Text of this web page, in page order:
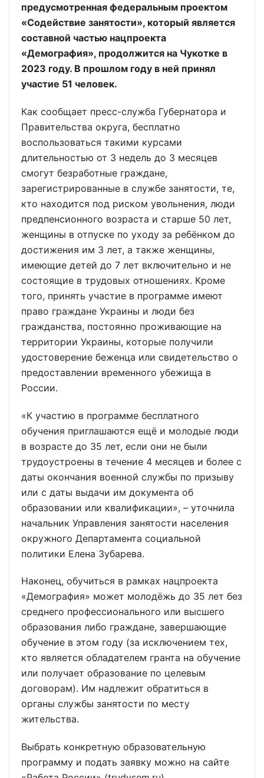
предусмотренная федеральным проектом
«Содействие занятости», который является
составной частью нацпроекта
«Демография», продолжится на Чукотке в
2023 году. В прошлом году в ней принял
участие 51 человек.
Как сообщает пресс-служба Губернатора и
Правительства округа, бесплатно
воспользоваться такими курсами
длительностью от 3 недель до 3 месяцев
смогут безработные граждане,
зарегистрированные в службе занятости, те,
кто находится под риском увольнения, люди
предпенсионного возраста и старше 50 лет,
женщины в отпуске по уходу за ребёнком до
достижения им 3 лет, а также женщины,
имеющие детей до 7 лет включительно и не
состоящие в трудовых отношениях. Кроме
того, принять участие в программе имеют
право граждане Украины и люди без
гражданства, постоянно проживающие на
территории Украины, которые получили
удостоверение беженца или свидетельство о
предоставлении временного убежища в
России.
«К участию в программе бесплатного
обучения приглашаются ещё и молодые люди
в возрасте до 35 лет, если они не были
трудоустроены в течение 4 месяцев и более с
даты окончания военной службы по призыву
или с даты выдачи им документа об
образовании или квалификации», – уточнила
начальник Управления занятости населения
окружного Департамента социальной
политики Елена Зубарева.
Наконец, обучиться в рамках нацпроекта
«Демография» может молодёжь до 35 лет без
среднего профессионального или высшего
образования либо граждане, завершающие
обучение в этом году (за исключением тех,
кто является обладателем гранта на обучение
или получает образование по целевым
договорам). Им надлежит обратиться в
органы службы занятости по месту
жительства.
Выбрать конкретную образовательную
программу и подать заявку можно на сайте